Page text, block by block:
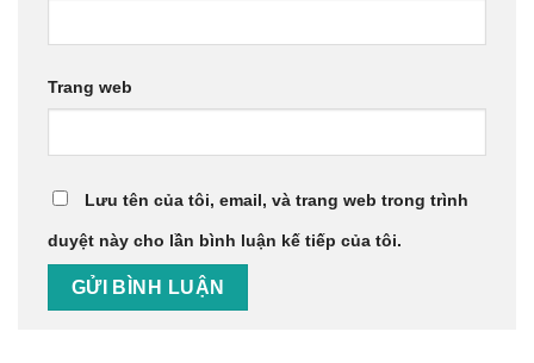
Trang web
Lưu tên của tôi, email, và trang web trong trình
duyệt này cho lần bình luận kế tiếp của tôi.